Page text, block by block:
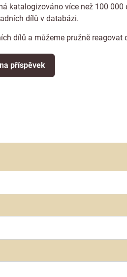
katalogizováno více než 100 000
dílů v databázi.
dílů a můžeme pružně reagovat
příspěvek